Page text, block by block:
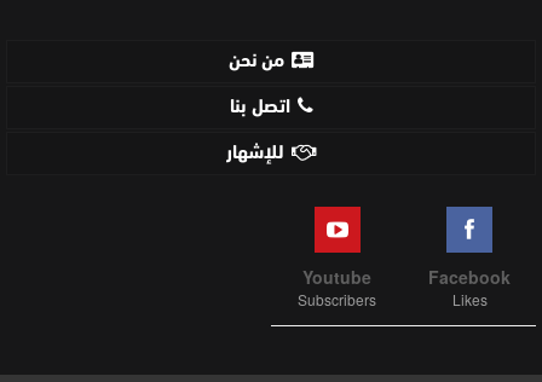
من نحن
اتصل بنا
للإشهار
Facebook
Likes
Youtube
Subscribers